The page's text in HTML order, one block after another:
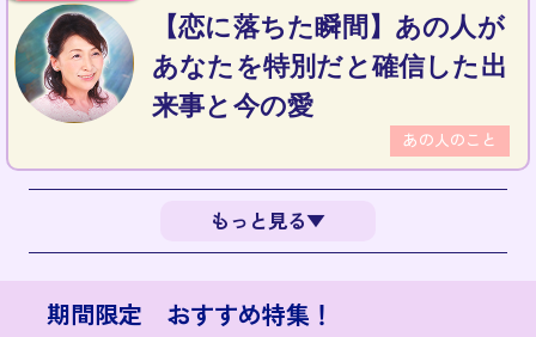
あの人のこと
【恋に落ちた瞬間】あの人が
あなたを特別だと確信した出
来事と今の愛
もっと見る▼
期間限定 おすすめ特集！